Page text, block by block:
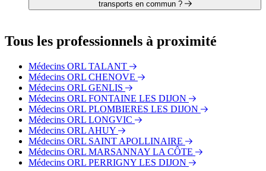
Dr. Marie-Hortense SONNET
transports en commun ?
arrêts suivants :
Bus - SNCF Vincenot
Bus - Avenue du Lac
Tram - 1er Mai
Tram - Jaurès
Tous les professionnels à proximité
Médecins ORL TALANT
Médecins ORL CHENOVE
Médecins ORL GENLIS
Médecins ORL FONTAINE LES DIJON
Médecins ORL PLOMBIERES LES DIJON
Médecins ORL LONGVIC
Médecins ORL AHUY
Médecins ORL SAINT APOLLINAIRE
Médecins ORL MARSANNAY LA CÔTE
Médecins ORL PERRIGNY LES DIJON